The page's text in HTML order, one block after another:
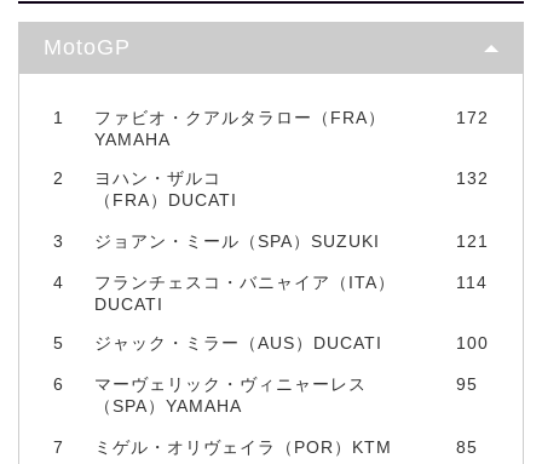
MotoGP
1
ファビオ・クアルタラロー（FRA）
YAMAHA
172
2
ヨハン・ザルコ
（FRA）DUCATI
132
3 ジョアン・ミール（SPA）SUZUKI 121
4
フランチェスコ・バニャイア（ITA）
DUCATI
114
5 ジャック・ミラー（AUS）DUCATI 100
6
マーヴェリック・ヴィニャーレス
（SPA）YAMAHA
95
7 ミゲル・オリヴェイラ（POR）KTM 85